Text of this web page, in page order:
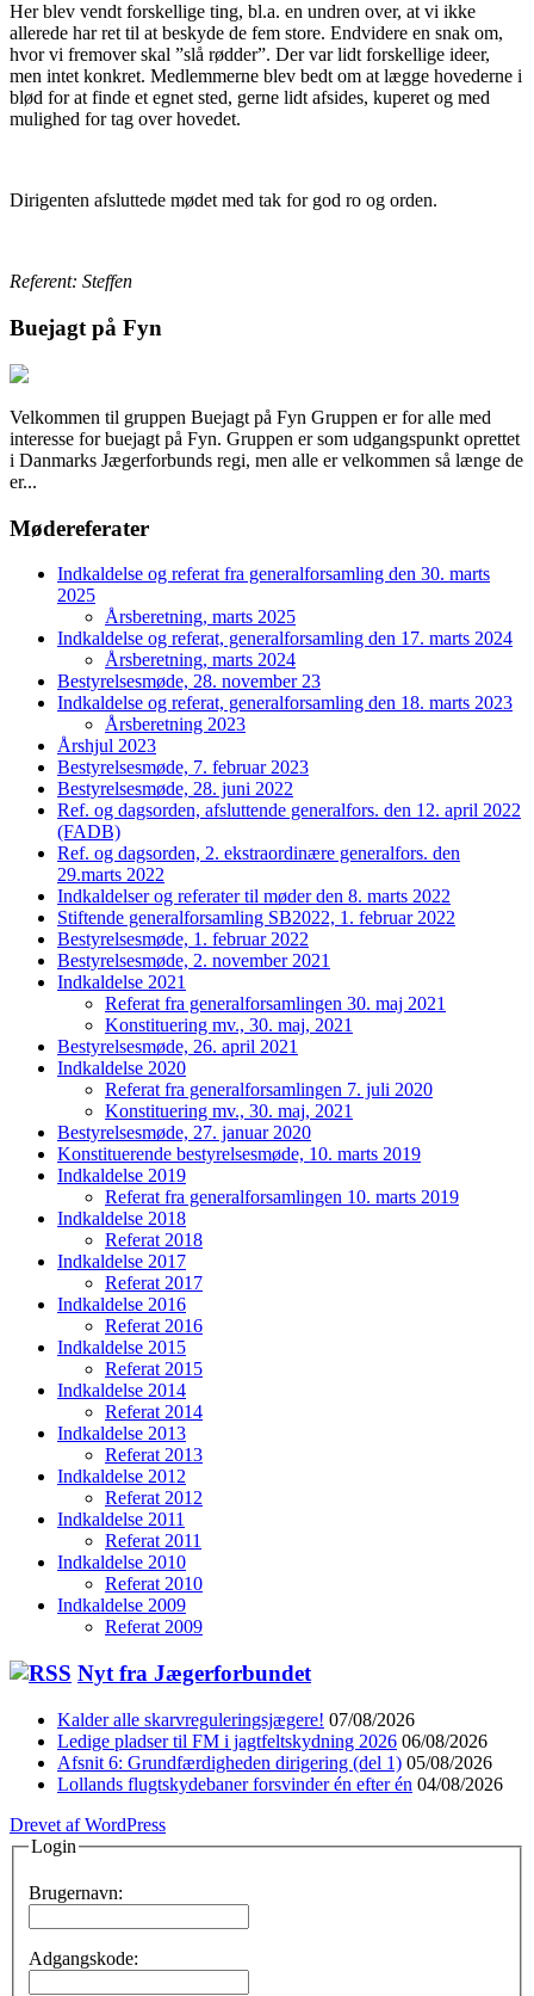
Her blev vendt forskellige ting, bl.a. en undren over, at vi ikke
allerede har ret til at beskyde de fem store. Endvidere en snak om,
hvor vi fremover skal ”slå rødder”. Der var lidt forskellige ideer,
men intet konkret. Medlemmerne blev bedt om at lægge hovederne i
blød for at finde et egnet sted, gerne lidt afsides, kuperet og med
mulighed for tag over hovedet.
Dirigenten afsluttede mødet med tak for god ro og orden.
Referent: Steffen
Buejagt på Fyn
Velkommen til gruppen Buejagt på Fyn Gruppen er for alle med
interesse for buejagt på Fyn. Gruppen er som udgangspunkt oprettet
i Danmarks Jægerforbunds regi, men alle er velkommen så længe de
er...
Mødereferater
Indkaldelse og referat fra generalforsamling den 30. marts
2025
Årsberetning, marts 2025
Indkaldelse og referat, generalforsamling den 17. marts 2024
Årsberetning, marts 2024
Bestyrelsesmøde, 28. november 23
Indkaldelse og referat, generalforsamling den 18. marts 2023
Årsberetning 2023
Årshjul 2023
Bestyrelsesmøde, 7. februar 2023
Bestyrelsesmøde, 28. juni 2022
Ref. og dagsorden, afsluttende generalfors. den 12. april 2022
(FADB)
Ref. og dagsorden, 2. ekstraordinære generalfors. den
29.marts 2022
Indkaldelser og referater til møder den 8. marts 2022
Stiftende generalforsamling SB2022, 1. februar 2022
Bestyrelsesmøde, 1. februar 2022
Bestyrelsesmøde, 2. november 2021
Indkaldelse 2021
Referat fra generalforsamlingen 30. maj 2021
Konstituering mv., 30. maj, 2021
Bestyrelsesmøde, 26. april 2021
Indkaldelse 2020
Referat fra generalforsamlingen 7. juli 2020
Konstituering mv., 30. maj, 2021
Bestyrelsesmøde, 27. januar 2020
Konstituerende bestyrelsesmøde, 10. marts 2019
Indkaldelse 2019
Referat fra generalforsamlingen 10. marts 2019
Indkaldelse 2018
Referat 2018
Indkaldelse 2017
Referat 2017
Indkaldelse 2016
Referat 2016
Indkaldelse 2015
Referat 2015
Indkaldelse 2014
Referat 2014
Indkaldelse 2013
Referat 2013
Indkaldelse 2012
Referat 2012
Indkaldelse 2011
Referat 2011
Indkaldelse 2010
Referat 2010
Indkaldelse 2009
Referat 2009
Nyt fra Jægerforbundet
Kalder alle skarvreguleringsjægere! 07/08/2026
Ledige pladser til FM i jagtfeltskydning 2026 06/08/2026
Afsnit 6: Grundfærdigheden dirigering (del 1) 05/08/2026
Lollands flugtskydebaner forsvinder én efter én 04/08/2026
Drevet af WordPress
Login
Brugernavn:
Adgangskode: